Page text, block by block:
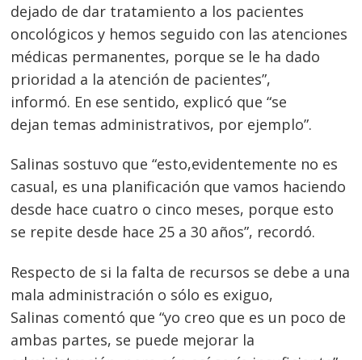
dejado de dar tratamiento a los pacientes
oncológicos y hemos seguido con las atenciones
médicas permanentes, porque se le ha dado
prioridad a la atención de pacientes”,
informó. En ese sentido, explicó que “se
dejan temas administrativos, por ejemplo”.
Salinas sostuvo que “esto,evidentemente no es
casual, es una planificación que vamos haciendo
desde hace cuatro o cinco meses, porque esto
se repite desde hace 25 a 30 años”, recordó.
Respecto de si la falta de recursos se debe a una
mala administración o sólo es exiguo,
Salinas comentó que “yo creo que es un poco de
ambas partes, se puede mejorar la